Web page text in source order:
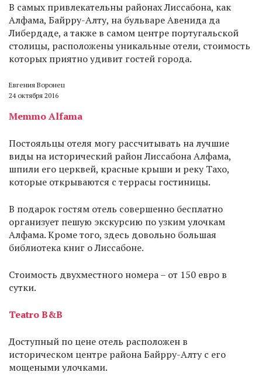
В самых привлекательны районах Лиссабона, как
Алфама, Байрру-Алту, на бульваре Авенида да
Либердаде, а также в самом центре португальской
столицы, расположены уникальные отели, стоимость
которых приятно удивит гостей города.
Евгения Воронец
24 октября 2016
Memmo Alfama
Постояльцы отеля могу рассчитывать на лучшие
виды на исторический район Лиссабона Алфама,
шпили его церквей, красные крыши и реку Тахо,
которые открываются с террасы гостиницы.
В подарок гостям отель совершенно бесплатно
организует пешую экскурсию по узким улочкам
Алфама. Кроме того, здесь довольно большая
библиотека книг о Лиссабоне.
Стоимость двухместного номера – от 150 евро в
сутки.
Teatro B&B
Доступный по цене отель расположен в
историческом центре района Байрру-Алту с его
мощеными улочками.